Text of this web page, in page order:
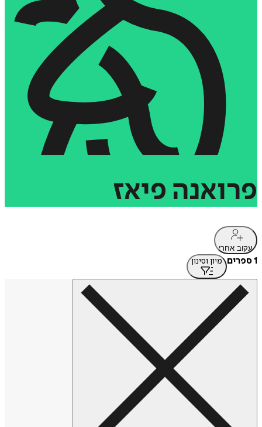
פרואנה פיאז
עקוב אחרי
1 ספרים מיון וסינון